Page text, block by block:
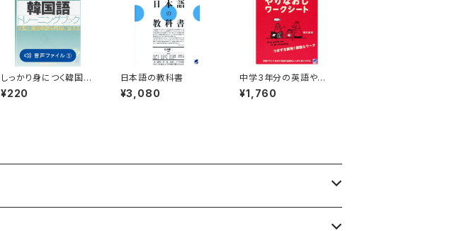
しっかり身につく韓国
語 トレーニングブッ
ク 付属音声1
¥220
日本語の教科書
¥3,080
中学3年分の英語やり
なおしワークシート
¥1,760